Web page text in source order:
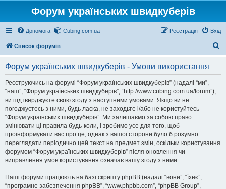
Форум українських швидкуберів
Допомога Cubing.com.ua Вхід
Реєстрація
Список форумів
Форум українських швидкуберів - Умови використання
Реєструючись на форумі “Форум українських швидкуберів” (надалі “ми”,
“наш”, “Форум українських швидкуберів”, “http://www.cubing.com.ua/forum”),
ви підтверджуєте свою згоду з наступними умовами. Якщо ви не
погоджуєтесь з ними, будь ласка, не заходьте і/або не користуйтесь
“Форум українських швидкуберів”. Ми залишаємо за собою право
змінювати ці правила будь-коли, і зробимо усе для того, щоб
проінформувати вас про це, однак з вашої сторони було б розумно
переглядати періодично цей текст на предмет змін, оскільки користування
форумом “Форум українських швидкуберів” після оновлення чи
виправлення умов користування означає вашу згоду з ними.
Наші форуми працюють на базі скрипту phpBB (надалі “вони”, “їхнє”,
“програмне забезпечення phpBB”, “www.phpbb.com”, “phpBB Group”,